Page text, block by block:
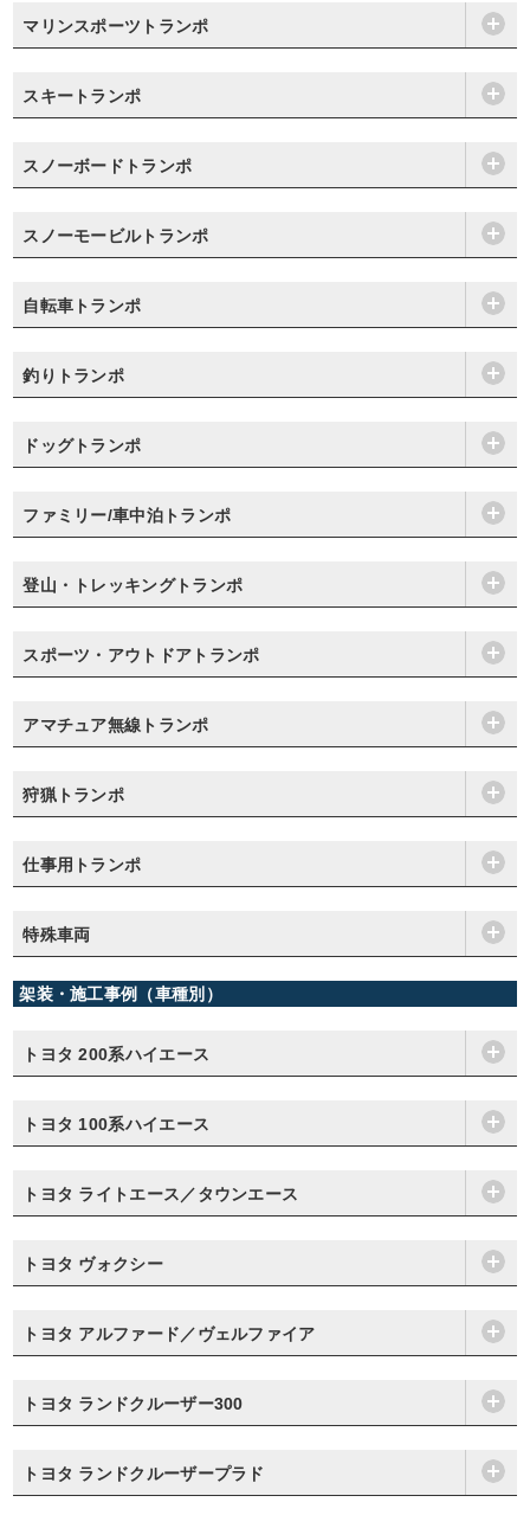
マリンスポーツトランポ
スキートランポ
スノーボードトランポ
スノーモービルトランポ
自転車トランポ
釣りトランポ
ドッグトランポ
ファミリー/車中泊トランポ
登山・トレッキングトランポ
スポーツ・アウトドアトランポ
アマチュア無線トランポ
狩猟トランポ
仕事用トランポ
特殊車両
架装・施工事例（車種別）
トヨタ 200系ハイエース
トヨタ 100系ハイエース
トヨタ ライトエース／タウンエース
トヨタ ヴォクシー
トヨタ アルファード／ヴェルファイア
トヨタ ランドクルーザー300
トヨタ ランドクルーザープラド